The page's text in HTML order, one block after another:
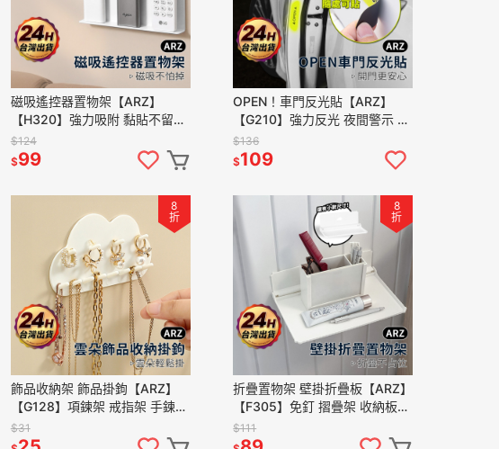
磁吸遙控器置物架【ARZ】
【H320】強力吸附 黏貼不留痕
跡 居家收納 壁掛 收納架 小物收
納 冷氣 租屋必備 收納神器
$124
$99
OPEN！車門反光貼【ARZ】
【G210】強力反光 夜間警示 磁
吸黏貼 汽車 機車 門邊防撞 安全
開門 計程車 車用配件
$136
$109
8
折
飾品收納架 飾品掛鉤【ARZ】
【G128】項鍊架 戒指架 手鍊架
項鍊掛勾 飾品展示架 壁掛 飾品
收納 掛鉤 掛勾 掛架
$31
8
折
折疊置物架 壁掛折疊板【ARZ】
【F305】免釘 摺疊架 收納板
壁掛 置物架 摺疊收納架 收納架
掛架 牆面收納 層架
$111